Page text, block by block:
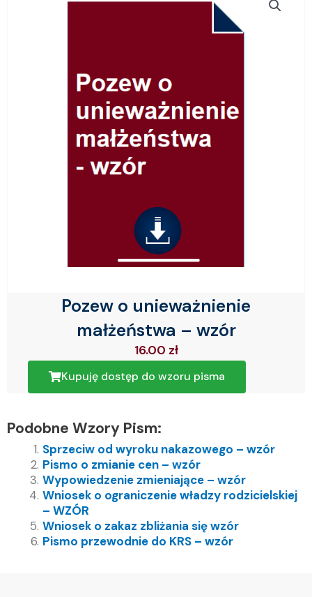
Pozew o unieważnienie
małżeństwa – wzór
16.00 zł
Kupuję dostęp do wzoru pisma
Podobne Wzory Pism:
Sprzeciw od wyroku nakazowego – wzór
Pismo o zmianie cen – wzór
Wypowiedzenie zmieniające – wzór
Wniosek o ograniczenie władzy rodzicielskiej
– WZÓR
Wniosek o zakaz zbliżania się wzór
Pismo przewodnie do KRS – wzór